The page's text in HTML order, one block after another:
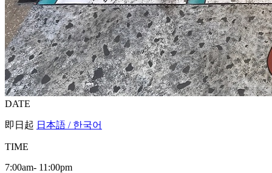
DATE
即日起 日本語 / 한국어
TIME
7:00am- 11:00pm